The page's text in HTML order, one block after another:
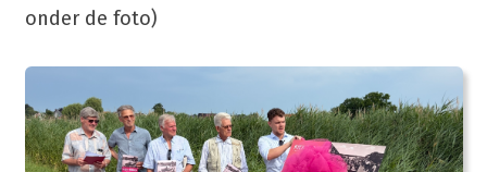
onder de foto)